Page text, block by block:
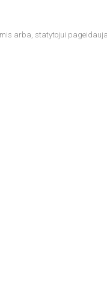
arba, statytojui